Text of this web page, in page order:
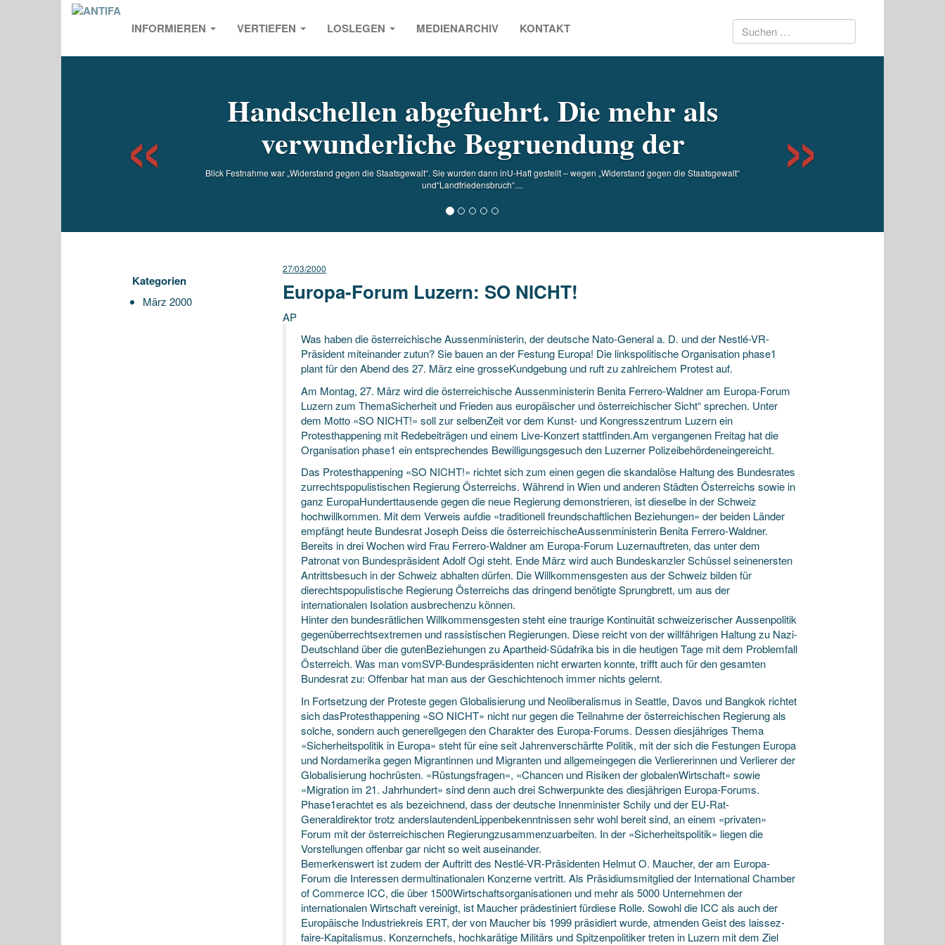
INFORMIEREN VERTIEFEN LOSLEGEN MEDIENARCHIV KONTAKT Suchen
Handschellen abgefuehrt. Die mehr als
verwunderliche Begruendung der
Blick Festnahme war „Widerstand gegen die Staatsgewalt“. Sie wurden dann inU-Haft gestellt – wegen „Widerstand gegen die Staatsgewalt“
und“Landfriedensbruch“....
Previous
Kategorien
März 2000
27/03/2000
Europa-Forum Luzern: SO NICHT!
AP
Was haben die österreichische Aussenministerin, der deutsche Nato-General a. D. und der Nestlé-VR-
Präsident miteinander zutun? Sie bauen an der Festung Europa! Die linkspolitische Organisation phase1
plant für den Abend des 27. März eine grosseKundgebung und ruft zu zahlreichem Protest auf.
Am Montag, 27. März wird die österreichische Aussenministerin Benita Ferrero-Waldner am Europa-Forum
Luzern zum ThemaSicherheit und Frieden aus europäischer und österreichischer Sicht“ sprechen. Unter
dem Motto «SO NICHT!» soll zur selbenZeit vor dem Kunst- und Kongresszentrum Luzern ein
Protesthappening mit Redebeiträgen und einem Live-Konzert stattfinden.Am vergangenen Freitag hat die
Organisation phase1 ein entsprechendes Bewilligungsgesuch den Luzerner Polizeibehördeneingereicht.
Das Protesthappening «SO NICHT!» richtet sich zum einen gegen die skandalöse Haltung des Bundesrates
zurrechtspopulistischen Regierung Österreichs. Während in Wien und anderen Städten Österreichs sowie in
ganz EuropaHunderttausende gegen die neue Regierung demonstrieren, ist dieselbe in der Schweiz
hochwillkommen. Mit dem Verweis aufdie «traditionell freundschaftlichen Beziehungen» der beiden Länder
empfängt heute Bundesrat Joseph Deiss die österreichischeAussenministerin Benita Ferrero-Waldner.
Bereits in drei Wochen wird Frau Ferrero-Waldner am Europa-Forum Luzernauftreten, das unter dem
Patronat von Bundespräsident Adolf Ogi steht. Ende März wird auch Bundeskanzler Schüssel seinenersten
Antrittsbesuch in der Schweiz abhalten dürfen. Die Willkommensgesten aus der Schweiz bilden für
dierechtspopulistische Regierung Österreichs das dringend benötigte Sprungbrett, um aus der
internationalen Isolation ausbrechenzu können.
Hinter den bundesrätlichen Willkommensgesten steht eine traurige Kontinuität schweizerischer Aussenpolitik
gegenüberrechtsextremen und rassistischen Regierungen. Diese reicht von der willfährigen Haltung zu Nazi-
Deutschland über die gutenBeziehungen zu Apartheid-Südafrika bis in die heutigen Tage mit dem Problemfall
Österreich. Was man vomSVP-Bundespräsidenten nicht erwarten konnte, trifft auch für den gesamten
Bundesrat zu: Offenbar hat man aus der Geschichtenoch immer nichts gelernt.
In Fortsetzung der Proteste gegen Globalisierung und Neoliberalismus in Seattle, Davos und Bangkok richtet
sich dasProtesthappening «SO NICHT» nicht nur gegen die Teilnahme der österreichischen Regierung als
solche, sondern auch generellgegen den Charakter des Europa-Forums. Dessen diesjähriges Thema
«Sicherheitspolitik in Europa» steht für eine seit Jahrenverschärfte Politik, mit der sich die Festungen Europa
und Nordamerika gegen Migrantinnen und Migranten und allgemeingegen die Verliererinnen und Verlierer der
Globalisierung hochrüsten. «Rüstungsfragen», «Chancen und Risiken der globalenWirtschaft» sowie
«Migration im 21. Jahrhundert» sind denn auch drei Schwerpunkte des diesjährigen Europa-Forums.
Phase1erachtet es als bezeichnend, dass der deutsche Innenminister Schily und der EU-Rat-
Generaldirektor trotz anderslautendenLippenbekenntnissen sehr wohl bereit sind, an einem «privaten»
Forum mit der österreichischen Regierungzusammenzuarbeiten. In der «Sicherheitspolitik» liegen die
Vorstellungen offenbar gar nicht so weit auseinander.
Bemerkenswert ist zudem der Auftritt des Nestlé-VR-Präsidenten Helmut O. Maucher, der am Europa-
Forum die Interessen dermultinationalen Konzerne vertritt. Als Präsidiumsmitglied der International Chamber
of Commerce ICC, die über 1500Wirtschaftsorganisationen und mehr als 5000 Unternehmen der
internationalen Wirtschaft vereinigt, ist Maucher prädestiniert fürdiese Rolle. Sowohl die ICC als auch der
Europäische Industriekreis ERT, der von Maucher bis 1999 präsidiert wurde, atmenden Geist des laissez-
faire-Kapitalismus. Konzernchefs, hochkarätige Militärs und Spitzenpolitiker treten in Luzern mit dem Ziel